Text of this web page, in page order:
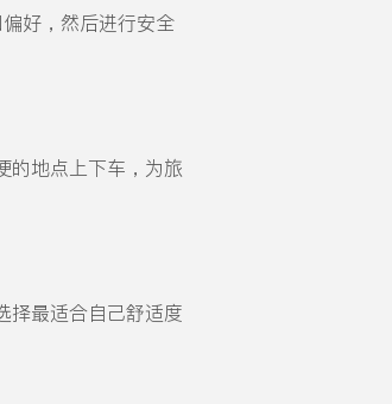
好，然后进行安全
的地点上下车，为旅
择最适合自己舒适度